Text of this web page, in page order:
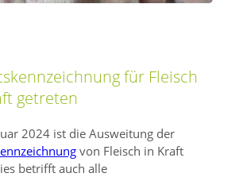
für Fleisch
getreten
2024 ist die Ausweitung der
von Fleisch in Kraft
betrifft auch alle